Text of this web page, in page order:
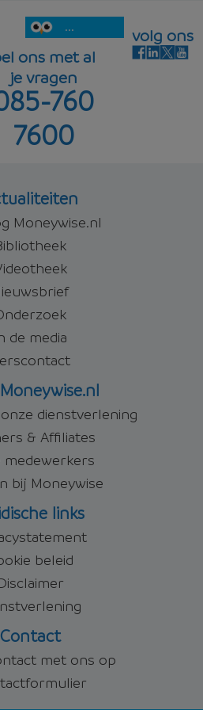
...
ons met al
je vragen
760
7600
volg ons
Moneywise.nl
de media
dienstverlening
& Affiliates
medewerkers
bij Moneywise
links
beleid
Contact
met ons op